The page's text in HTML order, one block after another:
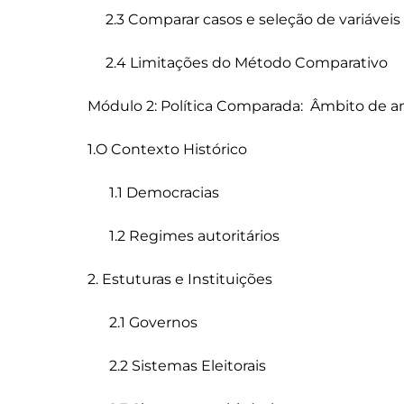
2.3 Comparar casos e seleção de variáveis
2.4 Limitações do Método Comparativo
Módulo 2: Política Comparada:  Âmbito de
1.O Contexto Histórico
1.1 Democracias
1.2 Regimes autoritários
2. Estuturas e Instituições
2.1 Governos
2.2 Sistemas Eleitorais